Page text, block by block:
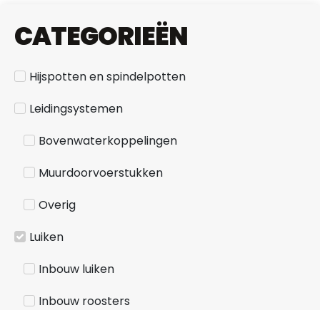
CATEGORIEËN
Hijspotten en spindelpotten
Leidingsystemen
Bovenwaterkoppelingen
Muurdoorvoerstukken
Overig
Luiken
Inbouw luiken
Inbouw roosters